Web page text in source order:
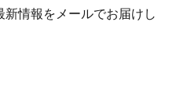
情報をメールでお届けし